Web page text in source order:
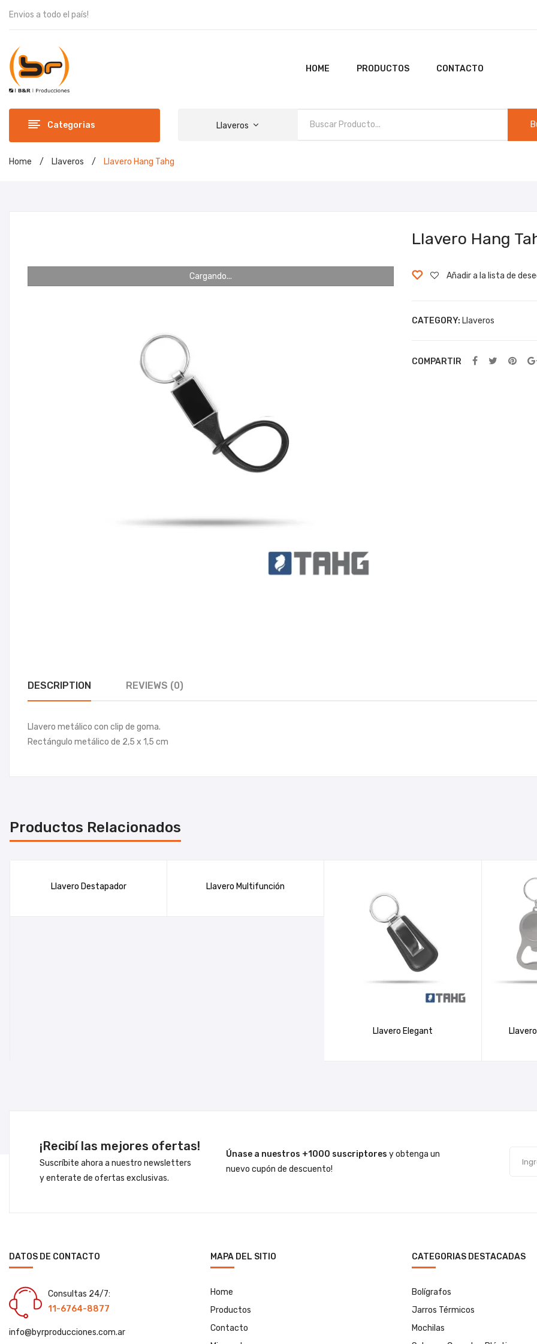
Envios a todo el país!
HOME PRODUCTOS CONTACTO
Categorias Llaveros
Home / Llaveros / Llavero Hang Tahg
Cargando...
Llavero Hang
Añadir a la lista de
CATEGORY: Llaveros
COMPARTIR
DESCRIPTION REVIEWS (0)
Llavero metálico con clip de goma.
Rectángulo metálico de 2,5 x 1,5 cm
Productos Relacionados
Llavero Destapador Llavero Multifunción
Llavero Elegant
¡Recibí las mejores ofertas!
Suscríbite ahora a nuestro newsletters
y enterate de ofertas exclusivas.
Únase a nuestros +1000 suscriptores y obtenga un
nuevo cupón de descuento!
DATOS DE CONTACTO
Consultas 24/7:
11-6764-8877
info@byrproducciones.com.ar
MAPA DEL SITIO
Home
Productos
Contacto
CATEGORIAS DESTACADAS
Bolígrafos
Jarros Térmicos
Mochilas